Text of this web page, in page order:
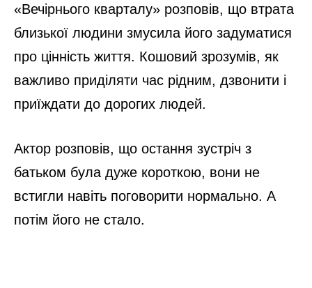
«Вечірнього кварталу» розповів, що втрата
близької людини змусила його задуматися
про цінність життя. Кошовий зрозумів, як
важливо приділяти час рідним, дзвонити і
приїждати до дорогих людей.
Актор розповів, що остання зустріч з
батьком була дуже короткою, вони не
встигли навіть поговорити нормально. А
потім його не стало.